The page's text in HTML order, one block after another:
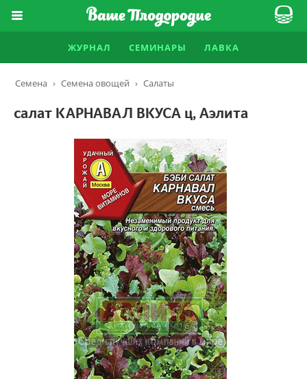
ЖУРНАЛ СЕМИНАРЫ ЛАВКА
Семена › Семена овощей › Салаты
салат КАРНАВАЛ ВКУСА ц, Аэлита